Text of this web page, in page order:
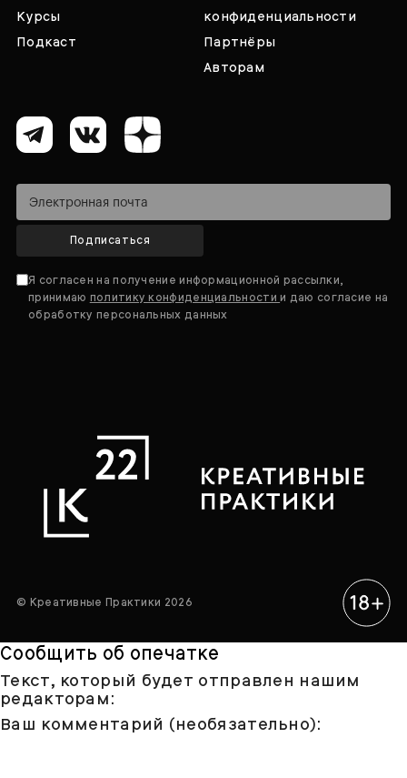
Курсы
Подкаст
конфиденциальности
Партнёры
Авторам
Подписаться
Я согласен на получение информационной рассылки,
принимаю политику конфиденциальностии даю согласие на
обработку персональных данных
© Креативные Практики 2026
Сообщить об опечатке
Текст, который будет отправлен нашим
редакторам:
Ваш комментарий (необязательно):